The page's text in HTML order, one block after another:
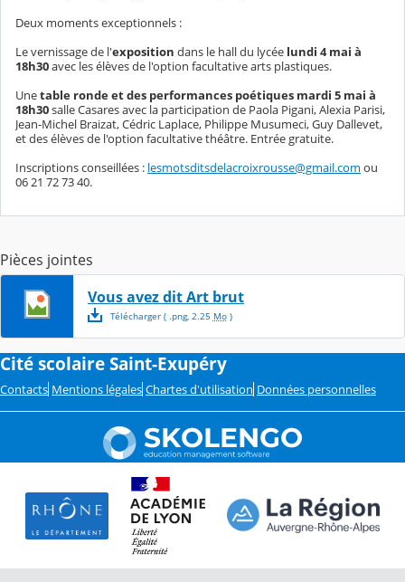
Deux moments exceptionnels :
Le vernissage de l'exposition dans le hall du lycée lundi 4 mai à
18h30avec les élèves de l'option facultative arts plastiques.
Unetable ronde et des performances poétiques mardi 5 mai à
18h30salle Casares avec la participation de Paola Pigani, Alexia Parisi,
Jean-Michel Braizat, Cédric Laplace, Philippe Musumeci, Guy Dallevet,
et des élèves de l'option facultative théâtre. Entrée gratuite.
Inscriptions conseillées : lesmotsditsdelacroixrousse@gmail.com ou
06 21 72 73 40.
Pièces jointes
Vous avez dit Art brut
Télécharger( .png, 2.25 Mo)
Cité scolaire Saint-Exupéry
Contacts Mentions légales Chartes d'utilisation Données personnelles